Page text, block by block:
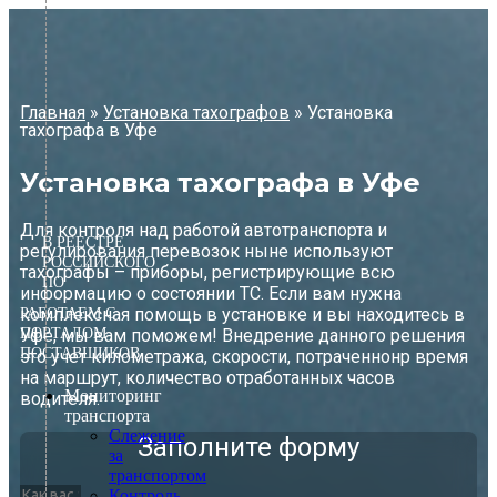
Перейти
содержимому
В РЕЕСТРЕ
РОССИЙСКОГО
ПО
РАБОТАЕМ С
ПОРТАЛОМ
ПОСТАВЩИКОВ
Мониторинг
транспорта
Слежение
за
транспортом
Главная » Установка тахографов » Установка
тахографа в Уфе
Установка тахографа в Уфе
Для контроля над работой автотранспорта и
регулирования перевозок ныне используют
тахографы – приборы, регистрирующие всю
информацию о состоянии ТС. Если вам нужна
комплексная помощь в установке и вы находитесь в
Уфе, мы вам поможем! Внедрение данного решения
это учет километража, скорости, потраченнонр время
на маршрут, количество отработанных часов
водителя.
Заполните форму